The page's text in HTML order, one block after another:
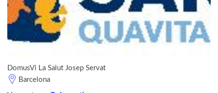
DomusVi La Salut Josep Servat
Barcelona